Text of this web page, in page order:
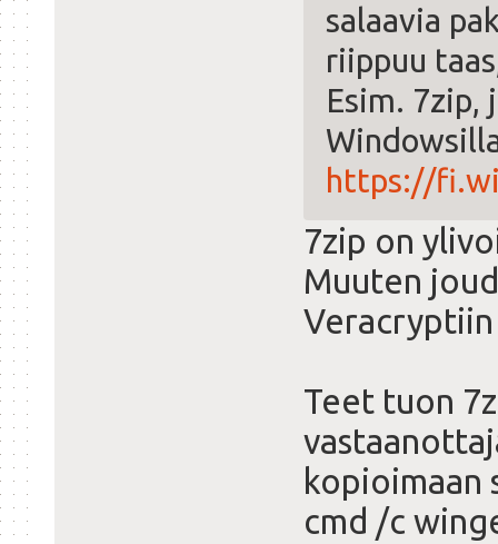
salaavia
riippuu
Esim. 7zip,
https://
7zip on
Muuten
Teet tuon
kopioimaan
cmd /c